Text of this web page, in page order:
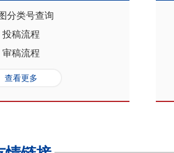
以及城镇的
讨论后发现
务压力较轻
致教育支出
分类号查询
投稿流程
审稿流程
查看更多